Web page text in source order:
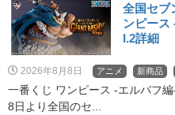
全国セブ
ンピース
l.2詳細
2026年8月8日 アニメ 新商品
一番くじ ワンピース -エルバフ
8日より全国のセ...